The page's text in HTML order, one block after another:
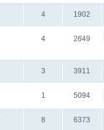
4 1902
4 2649
3 3911
1 5094
8 6373